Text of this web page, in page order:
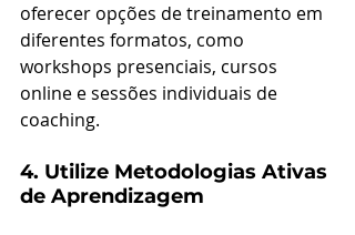
oferecer opções de treinamento em
diferentes formatos, como
workshops presenciais, cursos
online e sessões individuais de
coaching.
4. Utilize Metodologias Ativas
de Aprendizagem